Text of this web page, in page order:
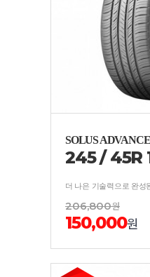
SOLUS ADVANCE
245/45R
206,800원
150,000원